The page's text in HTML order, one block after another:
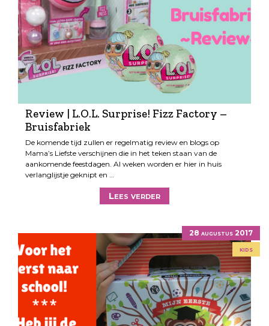
Review | L.O.L. Surprise! Fizz Factory –
Bruisfabriek
De komende tijd zullen er regelmatig review en blogs op
Mama’s Liefste verschijnen die in het teken staan van de
aankomende feestdagen. Al weken worden er hier in huis
verlanglijstje geknipt en …
Lees verder
28 augustus 2017
kids